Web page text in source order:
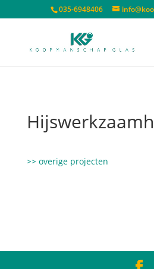
035-6948406
>> overige projecten